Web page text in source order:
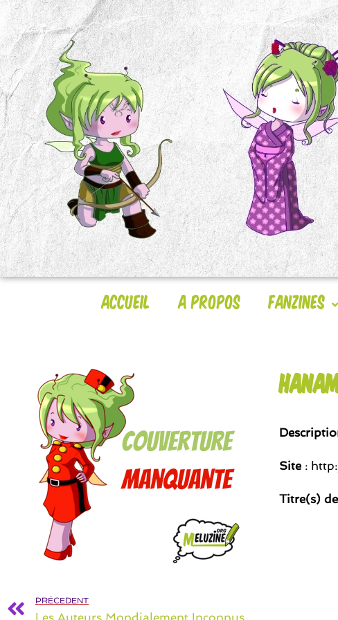
Accueil A Propos Fanzines
Site :
Titre(s)
PRÉCEDENT
Les Auteurs Mondialement Inconnus